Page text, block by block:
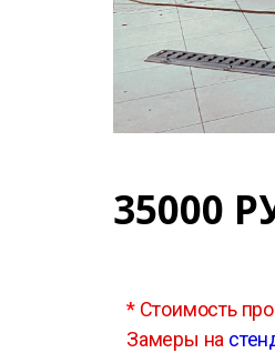
35000
*Стоимость
Замеры на